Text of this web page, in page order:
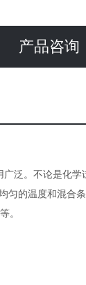
产品咨询
泛。不论是化
匀的温度和混合
。